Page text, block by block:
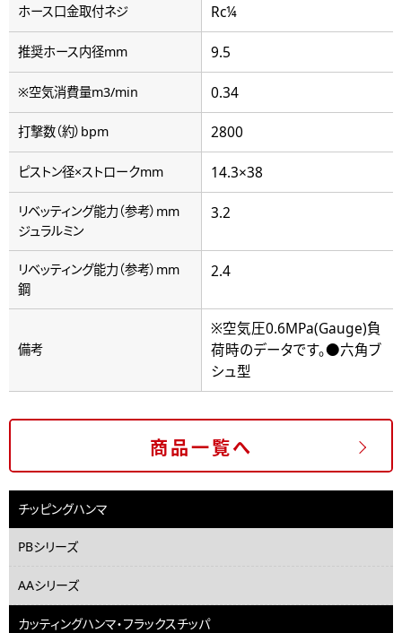
ホース口金取付ネジ Rc¼
推奨ホース内径mm 9.5
※空気消費量m3/min 0.34
打撃数（約）bpm 2800
ピストン径×ストロークmm 14.3×38
リベッティング能力（参考）mm
ジュラルミン
3.2
リベッティング能力（参考）mm
鋼
2.4
備考
※空気圧0.6MPa(Gauge)負
荷時のデータです。●六角ブ
シュ型
商品一覧へ
チッピングハンマ
PBシリーズ
AAシリーズ
カッティングハンマ・フラックスチッパ